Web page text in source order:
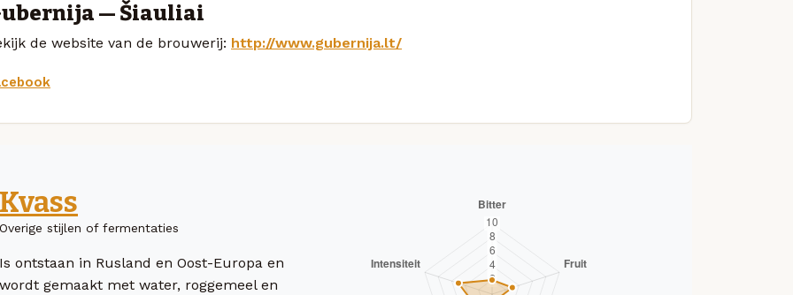
— Šiauliai
de website van de brouwerij: http://www.gubernija.lt/
Kvass
Overige stijlen of fermentaties
Is ontstaan in Rusland en Oost-Europa en
wordt gemaakt met water, roggemeel en